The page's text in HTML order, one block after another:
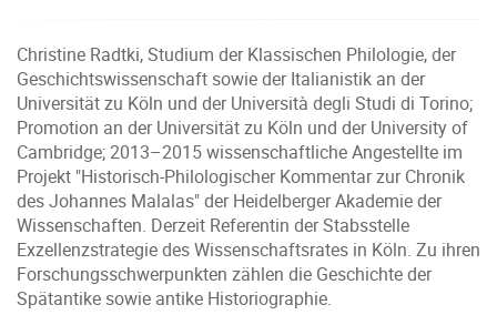
Christine Radtki, Studium der Klassischen Philologie, der
Geschichtswissenschaft sowie der Italianistik an der
Universität zu Köln und der Università degli Studi di Torino;
Promotion an der Universität zu Köln und der University of
Cambridge; 2013–2015 wissenschaftliche Angestellte im
Projekt "Historisch-Philologischer Kommentar zur Chronik
des Johannes Malalas" der Heidelberger Akademie der
Wissenschaften. Derzeit Referentin der Stabsstelle
Exzellenzstrategie des Wissenschaftsrates in Köln. Zu ihren
Forschungsschwerpunkten zählen die Geschichte der
Spätantike sowie antike Historiographie.